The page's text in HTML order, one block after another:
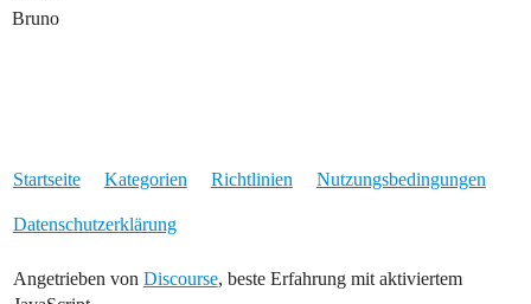
Bruno
Startseite Kategorien Richtlinien Nutzungsbedingungen
Datenschutzerklärung
Angetrieben von Discourse, beste Erfahrung mit aktiviertem